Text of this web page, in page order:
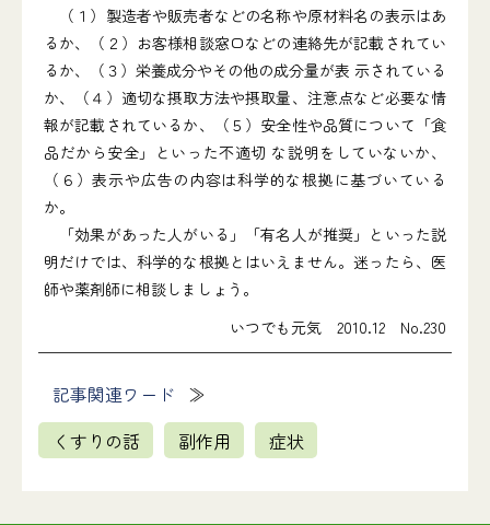
（１）製造者や販売者などの名称や原材料名の表示はあ
るか、（２）お客様相談窓口などの連絡先が記載されてい
るか、（３）栄養成分やその他の成分量が表 示されている
か、（４）適切な摂取方法や摂取量、注意点など必要な情
報が記載されているか、（５）安全性や品質について「食
品だから安全」といった不適切 な説明をしていないか、
（６）表示や広告の内容は科学的な根拠に基づいている
か。
「効果があった人がいる」「有名人が推奨」といった説
明だけでは、科学的な根拠とはいえません。迷ったら、医
師や薬剤師に相談しましょう。
いつでも元気 2010.12 No.230
記事関連ワード
くすりの話
副作用 症状